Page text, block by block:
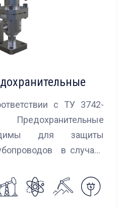
с ТУ 3742-
Предохранительные
для защиты
в случаях
низкого давления.